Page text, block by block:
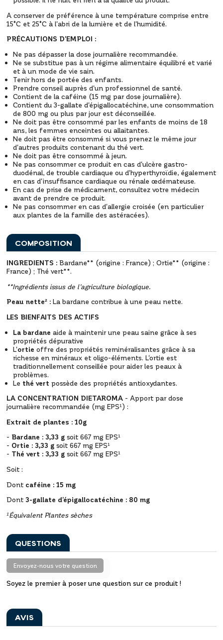
A conserver de préférence à une température comprise entre
15°C et 25°C à l'abri de la lumière et de l'humidité.
PRÉCAUTIONS D'EMPLOI :
Ne pas dépasser la dose journalière recommandée.
Ne se substitue pas à un régime alimentaire équilibré et varié
et à un mode de vie sain.
Tenir hors de portée des enfants.
Prendre conseil auprès d'un professionnel de santé.
Contient de la caféine (15 mg par dose journalière).
Contient du 3-gallate d'épigallocatéchine, une consommation
de 800 mg ou plus par jour est déconseillée.
Ne doit pas être consommé par les enfants de moins de 18
ans, les femmes enceintes ou allaitantes.
Ne doit pas être consommé si vous prenez le même jour
d'autres produits contenant du thé vert.
Ne doit pas être consommé à jeun.
Ne pas consommer ce produit en cas d'ulcère gastro-
duodénal, de trouble cardiaque ou d'hyperthyroïdie, également
en cas d'insuffisance cardiaque ou rénale œdémateuse.
En cas de prise de médicament, consultez votre médecin
avant de prendre ce produit.
Ne pas consommer en cas d'allergie croisée (en particulier
aux plantes de la famille des astéracées).
COMPOSITION
INGREDIENTS :Bardane** (origine : France) ; Ortie** (origine :
France) ; Thé vert**.
**Ingrédients issus de l’agriculture biologique.
Peau nette² : La bardane contribue à une peau nette.
LES BIENFAITS DES ACTIFS
La bardane aide à maintenir une peau saine grâce à ses
propriétés dépurative
L'ortie offre des propriétés reminéralisantes grâce à sa
richesse en minéraux et oligo-éléments. L'ortie est
traditionnellement conseillée pour aider les peaux à
problèmes.
Le thé vert possède des propriétés antioxydantes.
LA CONCENTRATION DIETAROMA- Apport par dose
journalière recommandée (mg EPS¹) :
Extrait de plantes : 10g
- Bardane : 3,33 gsoit 667 mg EPS¹
- Ortie : 3,33 gsoit 667 mg EPS¹
- Thé vert : 3,33 gsoit 667 mg EPS¹
Soit :
Dontcaféine : 15 mg
Dont 3-gallate d'épigallocatéchine : 80 mg
¹Équivalent Plantes sèches
QUESTIONS
Envoyez-nous votre question
Soyez le premier à poser une question sur ce produit !
AVIS